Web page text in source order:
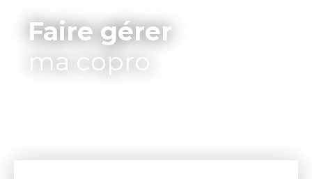
Faire gérer
ma copro